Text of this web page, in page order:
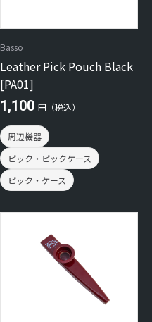
Basso
Leather Pick Pouch Black
[PA01]
1,100 円（税込）
周辺機器
ピック・ピックケース
ピック・ケース